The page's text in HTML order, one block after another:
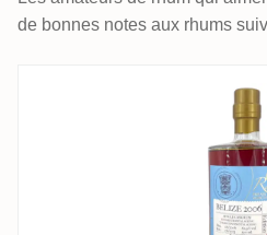
de bonnes notes aux rhums
Travellers Rumclub